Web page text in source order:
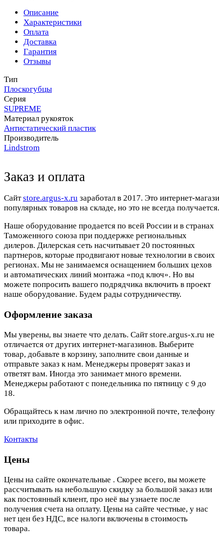
Описание
Характеристики
Оплата
Доставка
Гарантия
Отзывы
Тип
Плоскогубцы
Серия
SUPREME
Материал рукояток
Антистатический пластик
Производитель
Lindstrom
Заказ и оплата
Cайтstore.argus-x.ru заработал в 2017. Это интернет-
популярных товаров на складе, но это не всегда
Наше оборудование продается по всей России и в странах
Таможенного союза при поддержке региональных
дилеров. Дилерская сеть насчитывает 20 постоянных
партнеров, которые продвигают новые технологии в своих
регионах. Мы не занимаемся оснащением больших цехов
и автоматических линий монтажа «под ключ». Но вы
можете попросить вашего подрядчика включить в проект
наше оборудование. Будем рады сотрудничеству.
Оформление заказа
Мы уверены, вы знаете что делать. Сайт store.argus-x.ru не
отличается от других интернет-магазинов. Выберите
товар, добавьте в корзину, заполните свои данные и
отправьте заказ к нам. Менеджеры проверят заказ и
ответят вам. Иногда это занимает много времени.
Менеджеры работают с понедельника по пятницу с 9 до
18.
Обращайтесь к нам лично по электронной почте, телефону
или приходите в офис.
Контакты
Цены
Цены на сайте окончательные . Скорее всего, вы можете
рассчитывать на небольшую скидку за большой заказ или
как постоянный клиент, про неё вы узнаете после
получения счета на оплату. Цены на сайте честные, у нас
нет цен без НДС, все налоги включены в стоимость
товара.